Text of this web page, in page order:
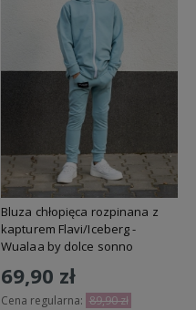
Bluza chłopięca rozpinana z
kapturem Flavi/Iceberg -
Wualaa by dolce sonno
69,90 zł
Cena regularna: 89,90 zł